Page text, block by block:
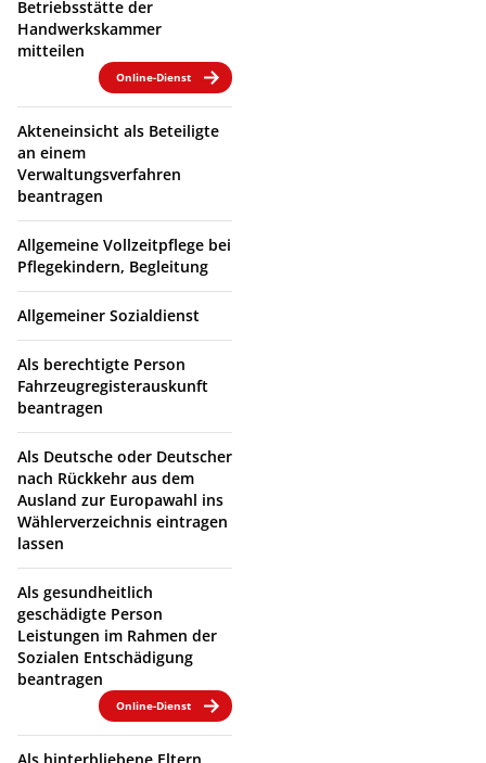
Betriebsstätte der
Handwerkskammer
mitteilen
Online-Dienst
Akteneinsicht als Beteiligte
an einem
Verwaltungsverfahren
beantragen
Allgemeine Vollzeitpflege bei
Pflegekindern, Begleitung
Allgemeiner Sozialdienst
Als berechtigte Person
Fahrzeugregisterauskunft
beantragen
Als Deutsche oder Deutscher
nach Rückkehr aus dem
Ausland zur Europawahl ins
Wählerverzeichnis eintragen
lassen
Als gesundheitlich
geschädigte Person
Leistungen im Rahmen der
Sozialen Entschädigung
beantragen
Online-Dienst